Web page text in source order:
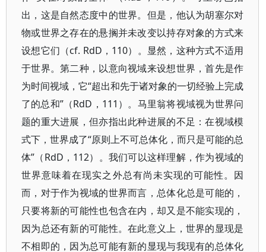
出，这是自然态度中的世界。但是，他认为胡塞尔对
物或世界之存在的悬搁并未改变以持存对象的方式来
设想它们（cf. RdD，110）。显然，这种方式不适用
于世界。第二种，以意向视域来设想世界，首先是作
为时间视域，它“超出和先于诸对象的一切经验上完成
了的总和”（RdD，111）。马里翁将视域视为世界问
题的重大进展，但亦指出此种进展的不足：在视域模
式下，世界成了“原则上不可总体化，而只是可能的总
体”（RdD，112）。我们可以这样理解，作为视域的
世界意味着在现实之外总有尚未实现的可能性。因
而，对于作为视域的世界而言，总体化总是可能的，
只要将新的可能性也包含在内，却又是不能实现的，
因为总还有新的可能性。在此意义上， 世界的显现是
不相即的，因为总可能有新的显现与我现有的总体化